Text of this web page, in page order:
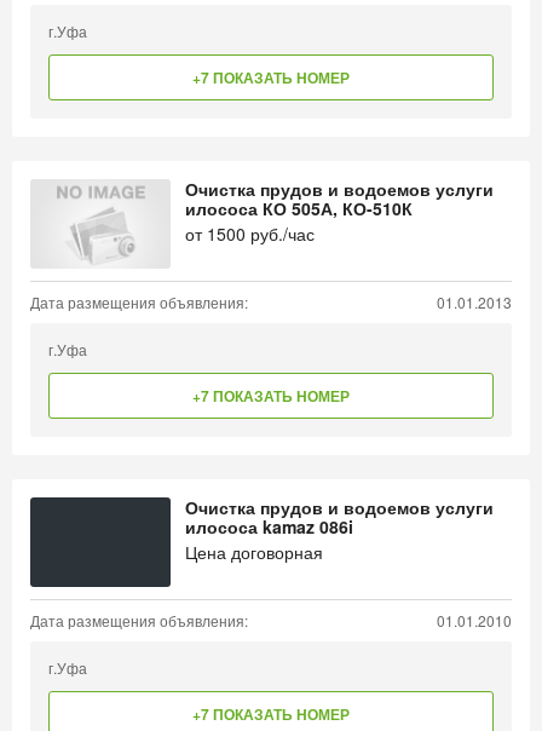
г.Уфа
+7 ПОКАЗАТЬ НОМЕР
Очистка прудов и водоемов услуги
илососа КО 505А, КО-510К
от 1500 руб./час
Дата размещения объявления: 01.01.2013
г.Уфа
+7 ПОКАЗАТЬ НОМЕР
Очистка прудов и водоемов услуги
илососа kamaz 086i
Цена договорная
Дата размещения объявления: 01.01.2010
г.Уфа
+7 ПОКАЗАТЬ НОМЕР